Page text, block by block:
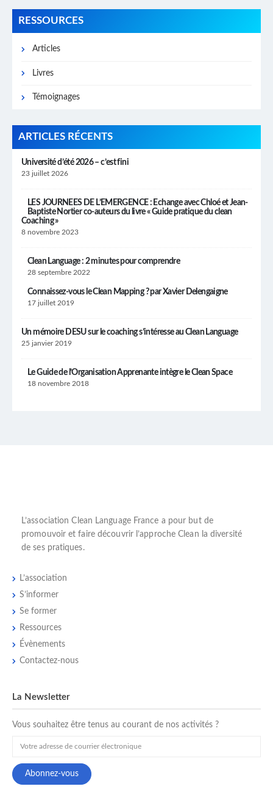
RESSOURCES
Articles
Livres
Témoignages
ARTICLES RÉCENTS
Université d’été 2026 – c’est fini
23 juillet 2026
LES JOURNEES DE L’EMERGENCE : Echange avec Chloé et Jean-
Baptiste Nortier co-auteurs du livre « Guide pratique du clean
Coaching »
8 novembre 2023
Clean Language : 2 minutes pour comprendre
28 septembre 2022
Connaissez-vous le Clean Mapping ? par Xavier Delengaigne
17 juillet 2019
Un mémoire DESU sur le coaching s’intéresse au Clean Language
25 janvier 2019
Le Guide de l’Organisation Apprenante intègre le Clean Space
18 novembre 2018
L’association Clean Language France a pour but de
promouvoir et faire découvrir l’approche Clean la diversité
de ses pratiques.
L’association
S’informer
Se former
Ressources
Évènements
Contactez-nous
La Newsletter
Vous souhaitez être tenus au courant de nos activités ?